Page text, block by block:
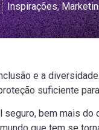
Inspirações,
e a
suficiente
bem mais do